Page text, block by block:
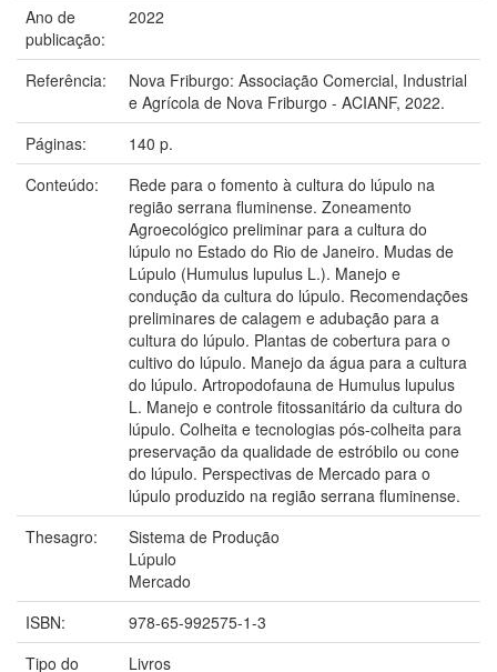
Ano de
publicação:
2022
Referência:
Nova Friburgo: Associação Comercial, Industrial
e Agrícola de Nova Friburgo - ACIANF, 2022.
Páginas:
140 p.
Conteúdo:
Rede para o fomento à cultura do lúpulo na
região serrana fluminense. Zoneamento
Agroecológico preliminar para a cultura do
lúpulo no Estado do Rio de Janeiro. Mudas de
Lúpulo (Humulus lupulus L.). Manejo e
condução da cultura do lúpulo. Recomendações
preliminares de calagem e adubação para a
cultura do lúpulo. Plantas de cobertura para o
cultivo do lúpulo. Manejo da água para a cultura
do lúpulo. Artropodofauna de Humulus lupulus
L. Manejo e controle fitossanitário da cultura do
lúpulo. Colheita e tecnologias pós-colheita para
preservação da qualidade de estróbilo ou cone
do lúpulo. Perspectivas de Mercado para o
lúpulo produzido na região serrana fluminense.
Thesagro:
Sistema de Produção
Lúpulo
Mercado
ISBN:
978-65-992575-1-3
Tipo do
Livros